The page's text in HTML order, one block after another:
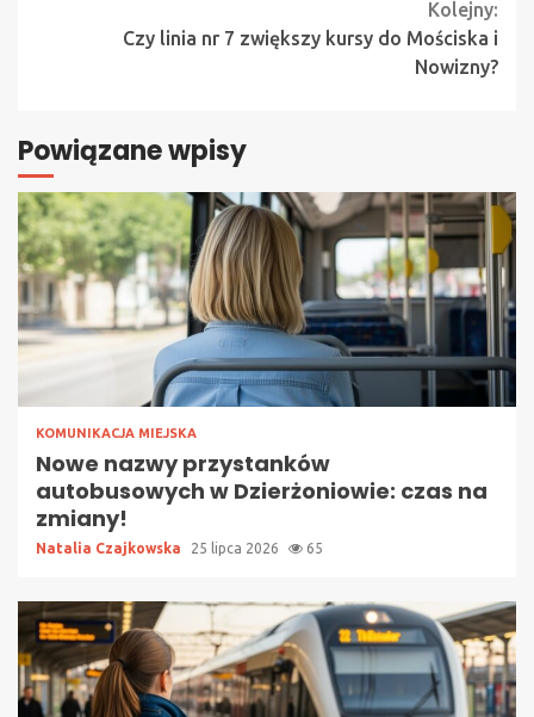
Kolejny:
Czy linia nr 7 zwiększy kursy do Mościska i
Nowizny?
Powiązane wpisy
KOMUNIKACJA MIEJSKA
Nowe nazwy przystanków
autobusowych w Dzierżoniowie: czas na
zmiany!
Natalia Czajkowska 25 lipca 2026 65